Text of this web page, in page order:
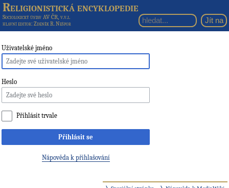
Religionistická encyklopedie
Sociologický ústav AV ČR, v.v.i.
hlavní editor: Zdeněk R. Nešpor
Uživatelské jméno
Heslo
Přihlásit trvale
Přihlásit se
Nápověda k přihlašování